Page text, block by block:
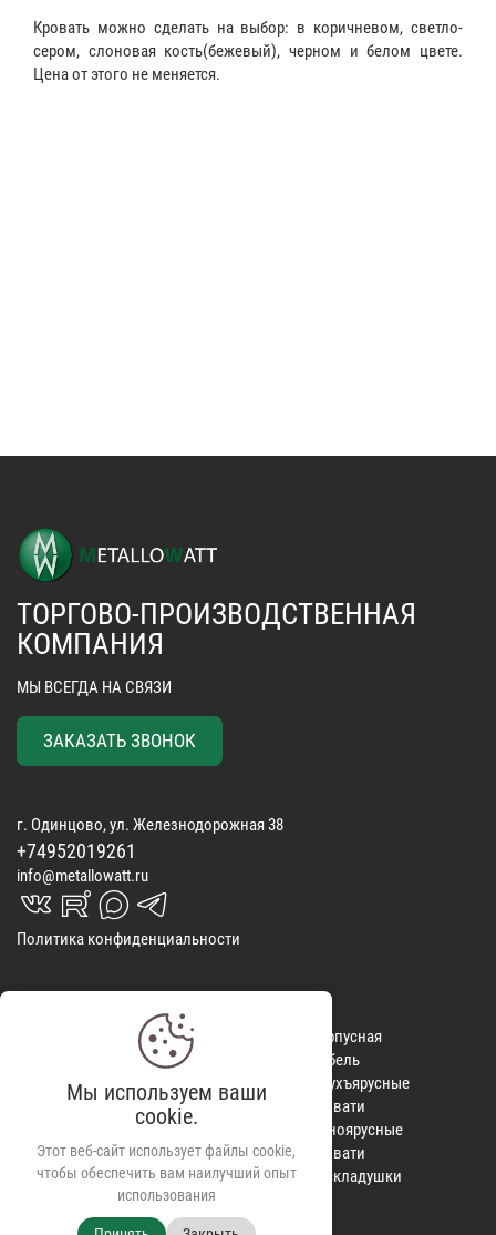
Кровать можно сделать на выбор: в коричневом, светло-
сером, слоновая кость(бежевый), черном и белом цвете.
Цена от этого не меняется.
ТОРГОВО-ПРОИЗВОДСТВЕННАЯ
КОМПАНИЯ
МЫ ВСЕГДА НА СВЯЗИ
ЗАКАЗАТЬ ЗВОНОК
г. Одинцово, ул. Железнодорожная 38
+74952019261
info@metallowatt.ru
vk_in rutube_in max_s telegrams_in
Политика конфиденциальности
Спальные
наборы
Подушки
Постельное
КОНТАКТЫ
ОТЗЫВЫ
ДОСТАВКА
ВИДЕООБЗОРЫ
КРЕДИТ
Корпусная
мебель
Двухъярусные
кровати
Одноярусные
кровати
Раскладушки
Мы используем ваши
cookie.
Этот веб-сайт использует файлы cookie,
чтобы обеспечить вам наилучший опыт
использования